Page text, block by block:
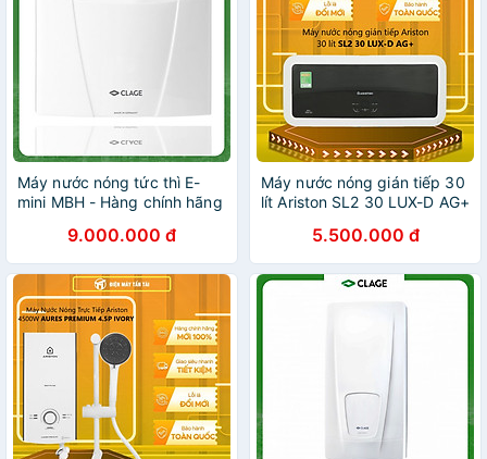
Máy nước nóng tức thì E-
mini MBH - Hàng chính hãng
9.000.000 đ
Máy nước nóng gián tiếp 30
lít Ariston SL2 30 LUX-D AG+
Giao Hồ Chí Minh
5.500.000 đ